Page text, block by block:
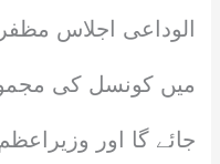
الوداعی اجلاس
میں کونسل کی
جائے گا اور